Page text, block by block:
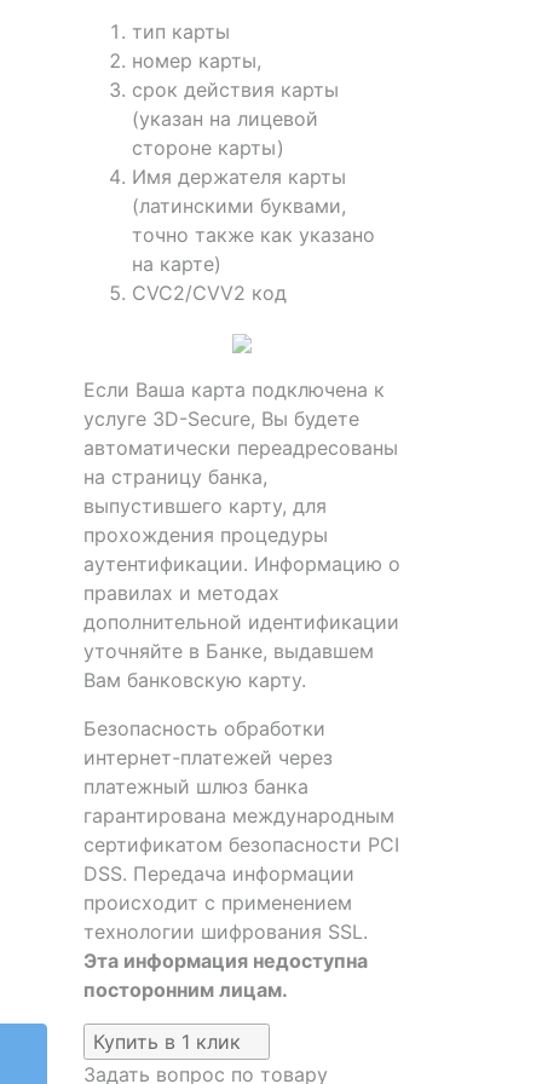
тип карты
номер карты,
срок действия карты
(указан на лицевой
стороне карты)
Имя держателя карты
(латинскими буквами,
точно также как указано
на карте)
CVC2/CVV2 код
Если Ваша карта подключена к
услуге 3D-Secure, Вы будете
автоматически переадресованы
на страницу банка,
выпустившего карту, для
прохождения процедуры
аутентификации. Информацию о
правилах и методах
дополнительной идентификации
уточняйте в Банке, выдавшем
Вам банковскую карту.
Безопасность обработки
интернет-платежей через
платежный шлюз банка
гарантирована международным
сертификатом безопасности PCI
DSS. Передача информации
происходит с применением
технологии шифрования SSL.
Эта информация недоступна
посторонним лицам.
Купить в 1 клик
Задать вопрос по товару